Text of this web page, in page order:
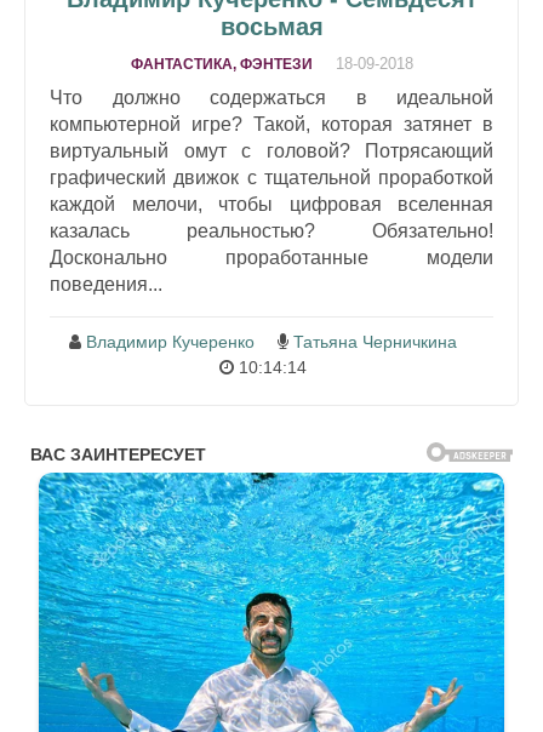
восьмая
ФАНТАСТИКА, ФЭНТЕЗИ 18-09-2018
Что должно содержаться в идеальной
компьютерной игре? Такой, которая затянет в
виртуальный омут с головой? Потрясающий
графический движок с тщательной проработкой
каждой мелочи, чтобы цифровая вселенная
казалась реальностью? Обязательно!
Досконально проработанные модели
поведения...
Владимир Кучеренко
Татьяна Черничкина
10:14:14